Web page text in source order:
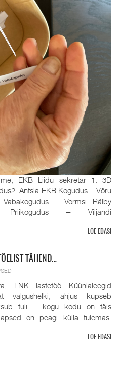
EKB Liidu sekretär 1. 3D
Antsla EKB Kogudus ‒ Võru
‒ Vormsi Rälby
Priikogudus ‒ Viljandi
LOE EDASI
TÄHEND…
LNK lastetöö Küünlaleegid
valgushelki, ahjus küpseb
tuli – kogu kodu on täis
on peagi külla tulemas.
LOE EDASI